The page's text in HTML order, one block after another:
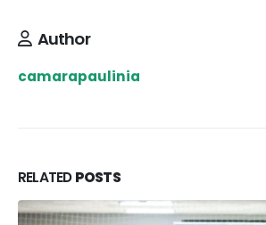
Author
camarapaulinia
RELATEDPOSTS